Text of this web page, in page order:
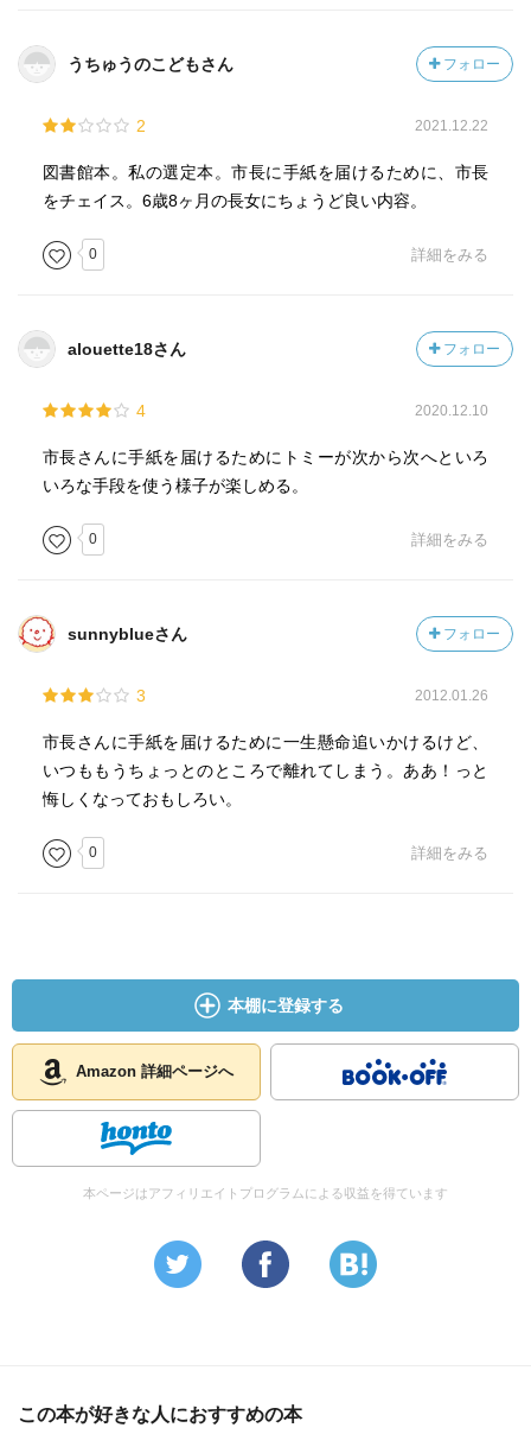
うちゅうのこどもさん フォロー
2 2021.12.22
図書館本。私の選定本。市長に手紙を届けるために、市長
をチェイス。6歳8ヶ月の長女にちょうど良い内容。
0 詳細をみる
alouette18さん フォロー
4 2020.12.10
市長さんに手紙を届けるためにトミーが次から次へといろ
いろな手段を使う様子が楽しめる。
0 詳細をみる
sunnyblueさん フォロー
3 2012.01.26
市長さんに手紙を届けるために一生懸命追いかけるけど、
いつももうちょっとのところで離れてしまう。ああ！っと
悔しくなっておもしろい。
0 詳細をみる
本棚に登録する
Amazon 詳細ページへ
本ページはアフィリエイトプログラムによる収益を得ています
この本が好きな人におすすめの本